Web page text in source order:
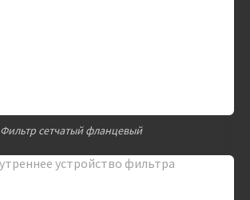
Фильтр сетчатый фланцевый